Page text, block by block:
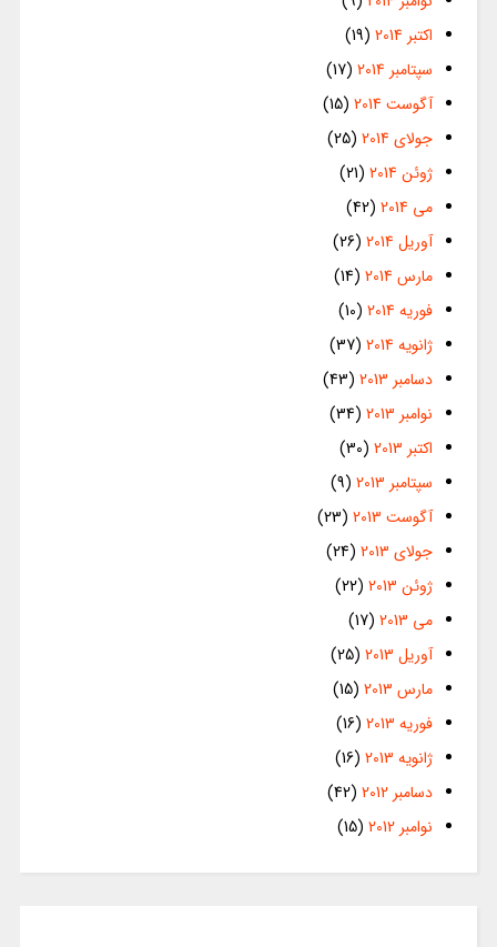
اکتبر 2014
(19)
سپتامبر 2014
(17)
آگوست 2014
(15)
جولای 2014
(25)
ژوئن 2014
(21)
می 2014
(42)
آوریل 2014
(26)
مارس 2014
(14)
فوریه 2014
(10)
ژانویه 2014
(37)
دسامبر 2013
(43)
نوامبر 2013
(34)
اکتبر 2013
(30)
سپتامبر 2013
(9)
آگوست 2013
(23)
جولای 2013
(24)
ژوئن 2013
(22)
می 2013
(17)
آوریل 2013
(25)
مارس 2013
(15)
فوریه 2013
(16)
ژانویه 2013
(16)
دسامبر 2012
(42)
نوامبر 2012
(15)